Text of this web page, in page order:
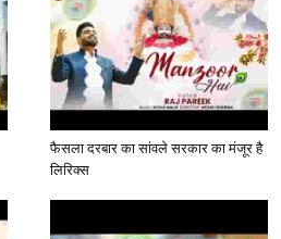
फैसला दरबार का सांवले सरकार का मंजूर है
लिरिक्स